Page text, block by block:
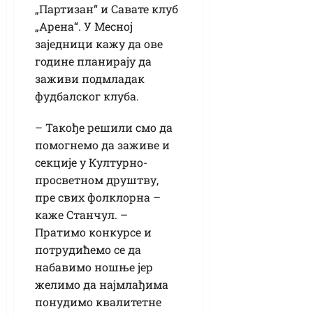
„Партизан“ и Савате клуб
„Арена“. У Месној
заједници кажу да ове
године планирају да
заживи подмладак
фудбалског клуба.
– Такође решили смо да
помогнемо да заживе и
секције у Културно-
просветном друштву,
пре свих фолклорна –
каже Станчул. –
Пратимо конкурсе и
потрудићемо се да
набавимо ношње јер
желимо да најмлађима
понудимо квалитетне